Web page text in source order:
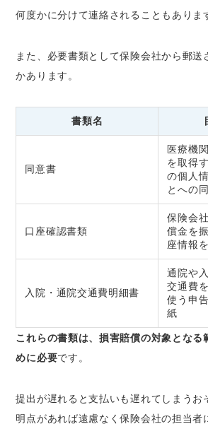
何度かに分けて連絡されることもありま
また、必要書類として保険会社から郵送
かあります。
書類名
同意書
医療機
を取得
の個人
とへの
口座確認書類
保険会
償金を
座情報
入院・通院交通費明細書
通院や
交通費
使う申
紙
これらの書類は、損害賠償の対象となる
めに必要です。
提出が遅れると支払いも遅れてしまうお
明点があれば遠慮なく保険会社の担当者